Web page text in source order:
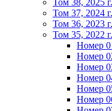
Том 38, 2025 г.
Том 37, 2024 г.
Том 36, 2023 г.
Том 35, 2022 г.
Номер
Номер
Номер
Номер
Номер
Номер